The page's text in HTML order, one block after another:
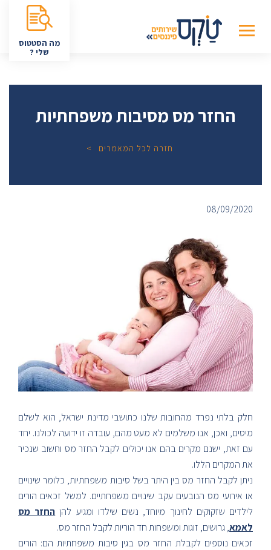
מה הסטטוס
שלי ?
החזר מס מסיבות משפחתיות
חזרה לכל המאמרים
08/09/2020
חלק בלתי נפרד מהחובות שלנו כתושבי מדינת ישראל, הוא לשלם
מיסים, ואכן, אנו משלמים לא מעט מהם, עובדה זו ידועה לכולנו. יחד
עם זאת, ישנם מקרים בהם אנו יכולים לקבל החזר מס וחשוב שנכיר
את המקרים הללו.
ניתן לקבל החזר מס בין היתר בשל סיבות משפחתיות, כלומר שינויים
או אירועי מס הנובעים עקב שינויים משפחתיים. למשל זכאים הורים
לילדים שזקוקים לחינוך מיוחד, נשים שילדו ומגיע להן החזר מס
לאמא, גרושים, זוגות ומשפחות חד הוריות לקבל החזר מס.
זכאים נוספים לקבלת החזר מס בגין סיבות משפחתיות הם: הורים